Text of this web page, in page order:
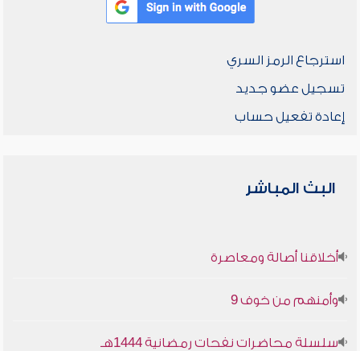
استرجاع الرمز السري
تسجيل عضو جديد
إعادة تفعيل حساب
البث المباشر
أخلاقنا أصالة ومعاصرة
وأمنهم من خوف 9
سلسلة محاضرات نفحات رمضانية 1444هـ